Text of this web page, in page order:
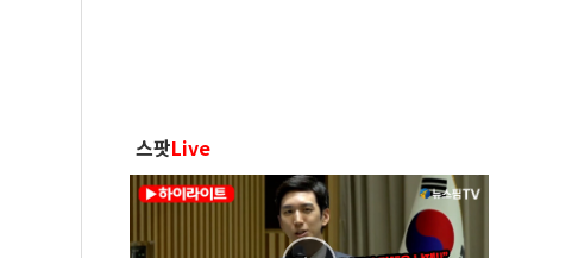
스팟Live